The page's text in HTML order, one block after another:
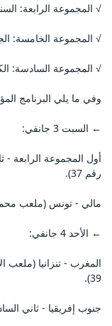
√ المجموعة الرابعة:
√ المجموعة الخامسة:
√ المجموعة السادسة:
وفي ما يلي البرنامج
← السبت 3 جانفي:
أول المجموعة الرابعة -
رقم 37).
مالي - تونس (ملعب محمد
← الأحد 4 جانفي:
المغرب - تنزانيا (ملعب
39).
جنوب إفريقيا - ثاني